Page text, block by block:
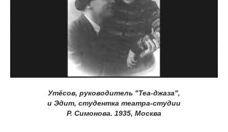
Утёсов, руководитель "Теа-джаза",
и Эдит, студентка театра-студии
Р. Симонова. 1935, Москва